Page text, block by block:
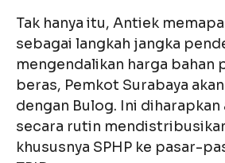
Tak hanya itu, Antiek
sebagai langkah jangka
mengendalikan harga bahan
beras, Pemkot Surabaya
dengan Bulog. Ini diharapkan
secara rutin
khususnya SPHP ke pasar-